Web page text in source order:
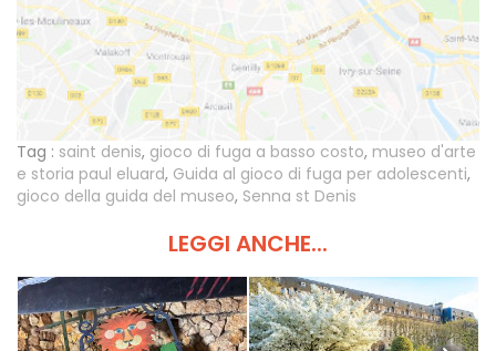
Tag : saint denis, gioco di fuga a basso costo, museo d'arte
e storia paul eluard, Guida al gioco di fuga per adolescenti,
gioco della guida del museo, Senna st Denis
LEGGI ANCHE...